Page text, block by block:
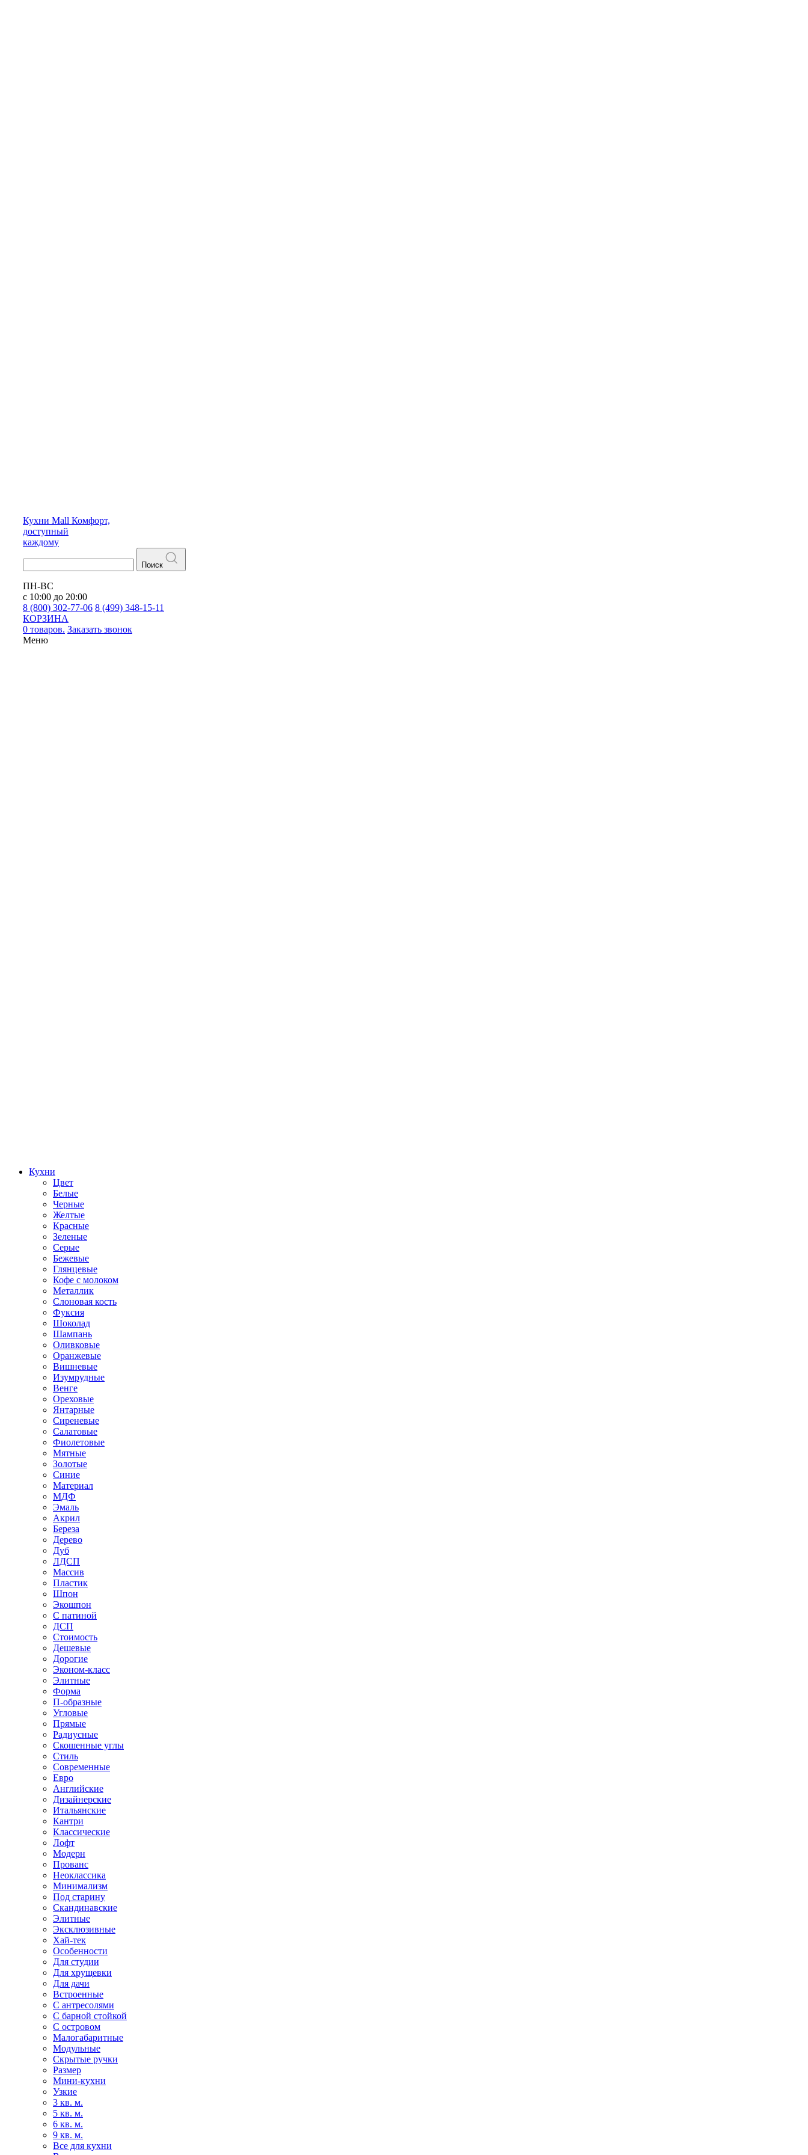
Кухни Mall Комфорт,
доступный
каждому
Поиск
ПН-ВС
с 10:00 до 20:00
8 (800) 302-77-06 8 (499) 348-15-11
КОРЗИНА
0 товаров. Заказать звонок
Меню
Кухни
Цвет
Белые
Черные
Желтые
Красные
Зеленые
Серые
Бежевые
Глянцевые
Кофе с молоком
Металлик
Слоновая кость
Фуксия
Шоколад
Шампань
Оливковые
Оранжевые
Вишневые
Изумрудные
Венге
Ореховые
Янтарные
Сиреневые
Салатовые
Фиолетовые
Мятные
Золотые
Синие
Материал
МДФ
Эмаль
Акрил
Береза
Дерево
Дуб
ЛДСП
Массив
Пластик
Шпон
Экошпон
С патиной
ДСП
Стоимость
Дешевые
Дорогие
Эконом-класс
Элитные
Форма
П-образные
Угловые
Прямые
Радиусные
Скошенные углы
Стиль
Современные
Евро
Английские
Дизайнерские
Итальянские
Кантри
Классические
Лофт
Модерн
Прованс
Неоклассика
Минимализм
Под старину
Скандинавские
Элитные
Эксклюзивные
Хай-тек
Особенности
Для студии
Для хрущевки
Для дачи
Встроенные
С антресолями
С барной стойкой
С островом
Малогабаритные
Модульные
Скрытые ручки
Размер
Мини-кухни
Узкие
3 кв. м.
5 кв. м.
6 кв. м.
9 кв. м.
Все для кухни